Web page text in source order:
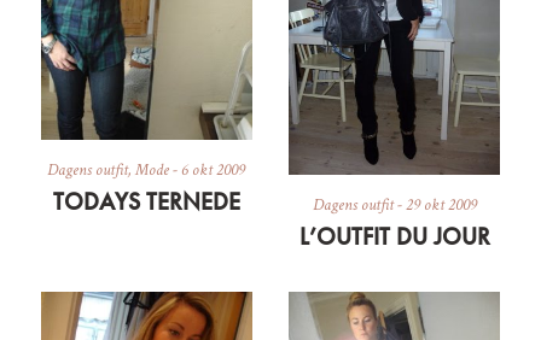
Dagens outfit,Mode- 6 okt 2009
TODAYS TERNEDE Dagens outfit-29 okt 2009
L’OUTFIT DU JOUR